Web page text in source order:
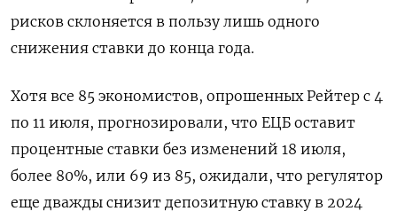
рисков склоняется в пользу лишь одного
снижения ставки до конца года.
Хотя все 85 экономистов, опрошенных Рейтер с 4
по 11 июля, прогнозировали, что ЕЦБ оставит
процентные ставки без изменений 18 июля,
более 80%, или 69 из 85, ожидали, что регулятор
еще дважды снизит депозитную ставку в 2024